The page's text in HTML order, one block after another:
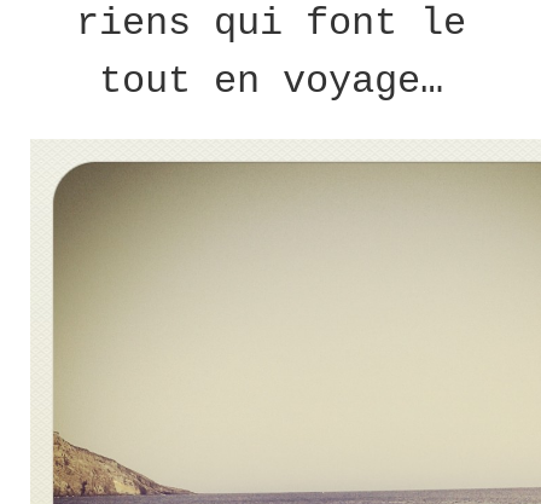
riens qui font le
tout en voyage…